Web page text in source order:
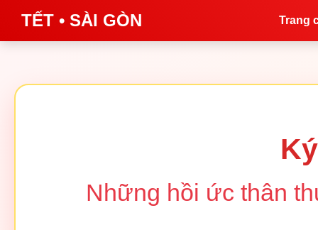
TẾT • SÀI GÒN Trang
Những hồi ức thân